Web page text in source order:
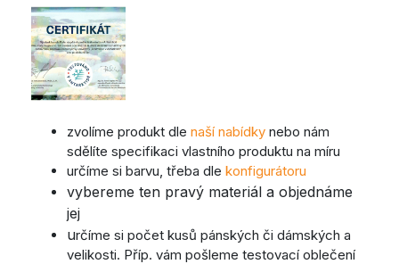
zvolíme produkt dle naší nabídky nebo nám
sdělíte specifikaci vlastního produktu na míru
určíme si barvu, třeba dle konfigurátoru
vybereme ten pravý materiál a objednáme
jej
určíme si počet kusů pánských či dámských a
velikosti. Příp. vám pošleme testovací oblečení